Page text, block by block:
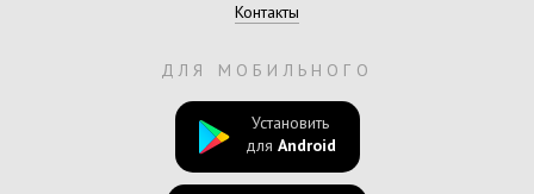
Контакты
ДЛЯ МОБИЛЬНОГО
Установить
для Android